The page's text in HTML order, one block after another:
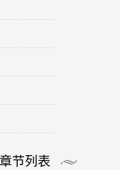
节列表